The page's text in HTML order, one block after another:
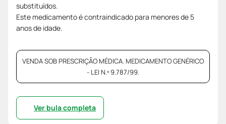
substituídos.
Este medicamento é contraindicado para menores de 5
anos de idade.
VENDA SOB PRESCRIÇÃO MÉDICA. MEDICAMENTO GENÉRICO
- LEI N.º 9.787/99.
Ver bula completa